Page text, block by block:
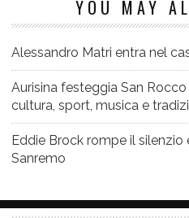
YOU MAY
Alessandro Matri entra nel
Aurisina festeggia San
cultura, sport, musica e
Eddie Brock rompe il
Sanremo